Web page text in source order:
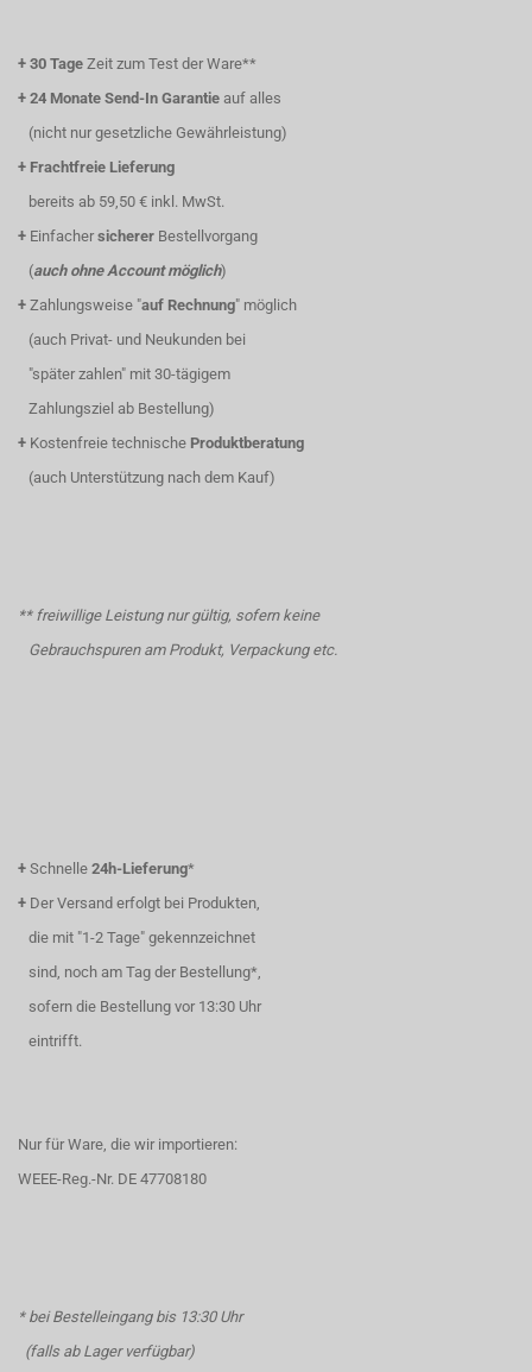
+ 30 Tage Zeit zum Test der Ware**
+ 24 Monate Send-In Garantie auf alles
(nicht nur gesetzliche Gewährleistung)
+ Frachtfreie Lieferung
bereits ab 59,50 € inkl. MwSt.
+ Einfacher sicherer Bestellvorgang
(auch ohne Account möglich)
+ Zahlungsweise "auf Rechnung" möglich
(auch Privat- und Neukunden bei
"später zahlen" mit 30-tägigem
Zahlungsziel ab Bestellung)
+ Kostenfreie technische Produktberatung
(auch Unterstützung nach dem Kauf)
** freiwillige Leistung nur gültig, sofern keine
Gebrauchspuren am Produkt, Verpackung etc.
+ Schnelle 24h-Lieferung*
+ Der Versand erfolgt bei Produkten,
die mit "1-2 Tage" gekennzeichnet
sind, noch am Tag der Bestellung*,
sofern die Bestellung vor 13:30 Uhr
eintrifft.
Nur für Ware, die wir importieren:
WEEE-Reg.-Nr. DE 47708180
* bei Bestelleingang bis 13:30 Uhr
(falls ab Lager verfügbar)